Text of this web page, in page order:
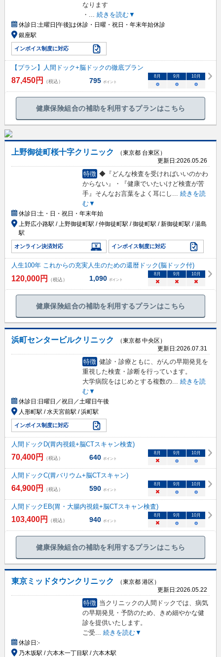
なります
・
続きを読む▼
休診日:土曜日[午後]は休診・日曜・祝日・年末年始休診
銀座駅
インボイス制度に対応
【プラン】人間ドック+脳ドックの徹底プラン
87,450円 （税込） 795 ポイント
8 月 9 月 10月
○ ○ ○
健康保険組合の補助を利用するプランはこちら
上野御徒町桜十字クリニック
（東京都 台東区）
更新日:2026.05.26
特徴 ◆『どんな検査を受ければいいのかわ
からない』・『健康でいたいけど検査が苦
手』そんなお言葉をよく耳にし ... 続きを読
む▼
休診日:土・日・祝日・年末年始
上野広小路駅 / 上野御徒町駅 / 仲御徒町駅 / 御徒町駅 / 新御徒町駅 / 湯島
駅
オンライン決済対応 インボイス制度に対応
人生100年 これからの充実人生のための還暦ドック(脳ドック付)
120,000円 （税込） 1,090 ポイント
8月 9月 10月
× × ×
健康保険組合の補助を利用するプランはこちら
浜町センタービルクリニック
（東京都 中央区）
更新日:2026.07.31
特徴 健診・診療ともに、がんの早期発見を
重視した検査・診断を行っています。
大学病院をはじめとする複数の...
続きを読
む▼
休診日:日曜日／祝日／土曜日午後
人形町駅 / 水天宮前駅 / 浜町駅
インボイス制度に対応
人間ドックD(胃内視鏡+脳CTスキャン検査)
70,400円 （税込） 640 ポイント
8 月 9 月 10月
× ○ ○
人間ドックC(胃バリウム+脳CTスキャン)
64,900円 （税込） 590 ポイント
8 月 9 月 10月
× ○ ○
人間ドックEB(胃・大腸内視鏡+脳CTスキャン検査)
103,400円 （税込） 940 ポイント
8 月 9 月 10月
× ○ ○
健康保険組合の補助を利用するプランはこちら
東京ミッドタウンクリニック
（東京都 港区）
更新日:2026.05.22
特徴 当クリニックの人間ドックでは、病気
の早期発見・予防のため、きめ細やかな健
診を提供いたします。
ご受
続きを読む▼
休診日:-
乃木坂駅 / 六本木一丁目駅 / 六本木駅